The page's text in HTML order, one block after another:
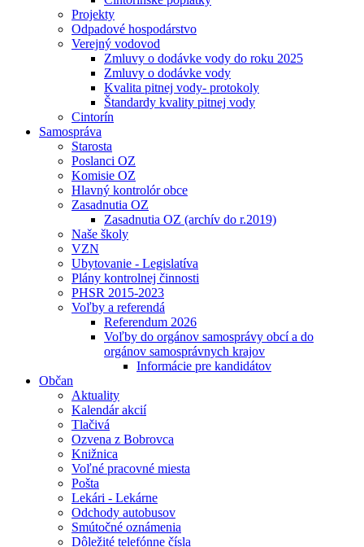
Projekty
Odpadové hospodárstvo
Verejný vodovod
Zmluvy o dodávke vody do roku 2025
Zmluvy o dodávke vody
Kvalita pitnej vody- protokoly
Štandardy kvality pitnej vody
Cintorín
Samospráva
Starosta
Poslanci OZ
Komisie OZ
Hlavný kontrolór obce
Zasadnutia OZ
Zasadnutia OZ (archív do r.2019)
Naše školy
VZN
Ubytovanie - Legislatíva
Plány kontrolnej činnosti
PHSR 2015-2023
Voľby a referendá
Referendum 2026
Voľby do orgánov samosprávy obcí a do
orgánov samosprávnych krajov
Informácie pre kandidátov
Občan
Aktuality
Kalendár akcií
Tlačivá
Ozvena z Bobrovca
Knižnica
Voľné pracovné miesta
Pošta
Lekári - Lekárne
Odchody autobusov
Smútočné oznámenia
Dôležité telefónne čísla